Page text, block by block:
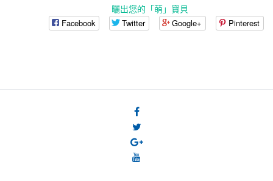
Facebook Twitter Google+ Pinterest
曬出您的「萌」寶貝